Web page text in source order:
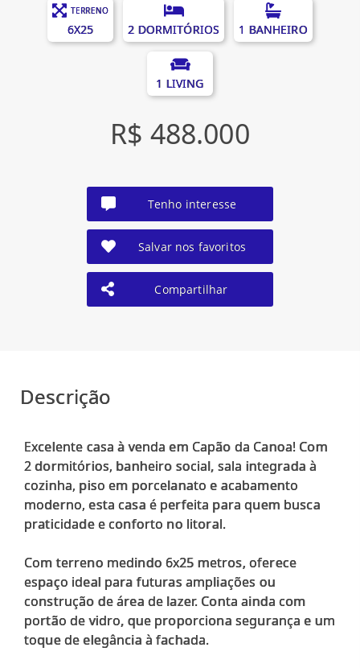
TERRENO
6X25 2 DORMITÓRIOS 1 BANHEIRO
1 LIVING
R$ 488.000
Tenho interesse
Salvar nos favoritos
Compartilhar
Descrição
Excelente casa à venda em Capão da Canoa! Com
2 dormitórios, banheiro social, sala integrada à
cozinha, piso em porcelanato e acabamento
moderno, esta casa é perfeita para quem busca
praticidade e conforto no litoral.
Com terreno medindo 6x25 metros, oferece
espaço ideal para futuras ampliações ou
construção de área de lazer. Conta ainda com
portão de vidro, que proporciona segurança e um
toque de elegância à fachada.